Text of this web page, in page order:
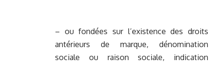
– ou fondées sur l’existence des droits
antérieurs de marque, dénomination
sociale ou raison sociale, indication